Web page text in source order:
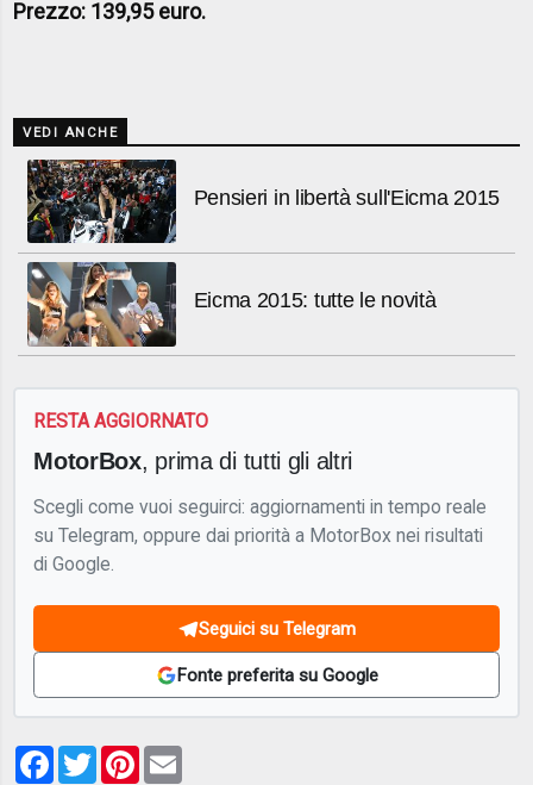
Prezzo: 139,95 euro.
VEDI ANCHE
Pensieri in libertà sull'Eicma 2015
Eicma 2015: tutte le novità
RESTA AGGIORNATO
MotorBox, prima di tutti gli altri
Scegli come vuoi seguirci: aggiornamenti in tempo reale
su Telegram, oppure dai priorità a MotorBox nei risultati
di Google.
Seguici su Telegram
Fonte preferita su Google
Facebook
TwitterPinterest